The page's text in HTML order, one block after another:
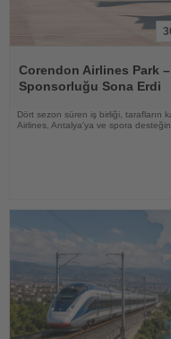
Oku
Corendon Airlines Park
Sponsorluğu Sona Erdi
Dört sezon süren iş birliği, tarafların
Airlines, Antalya'ya ve spora